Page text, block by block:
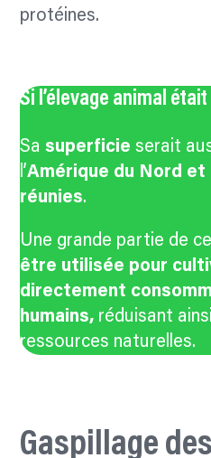
protéines.
Si l’élevage animal
Sasuperficie serait
l’Amérique du Nord et
réunies.
Une grande partie de
être utilisée pour
directement
humains, réduisant
ressources naturelles.
Gaspillage